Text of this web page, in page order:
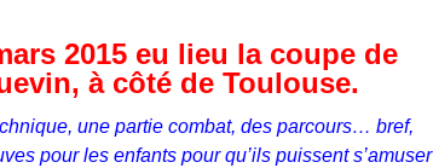
2015 eu lieu la coupe de
à côté de Toulouse.
une partie combat, des parcours… bref,
pour les enfants pour qu’ils puissent s’amuser